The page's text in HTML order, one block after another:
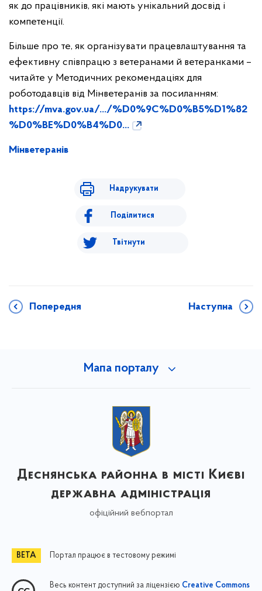
як до працівників, які мають унікальний досвід і
компетенції.
Більше про те, як організувати працевлаштування та
ефективну співпрацю з ветеранами й ветеранками –
читайте у Методичних рекомендаціях для
роботодавців від Мінветеранів за посиланням:
https://mva.gov.ua/.../%D0%9C%D0%B5%D1%82
%D0%BE%D0%B4%D0...
Мінветеранів
Надрукувати
Поділитися
Твітнути
Попередня Наступна
Мапа порталу
Деснянська районна в місті Києві
державна адміністрація
офіційний вебпортал
Портал працює в тестовому режимі
Весь контент доступний за ліцензією Creative Commons